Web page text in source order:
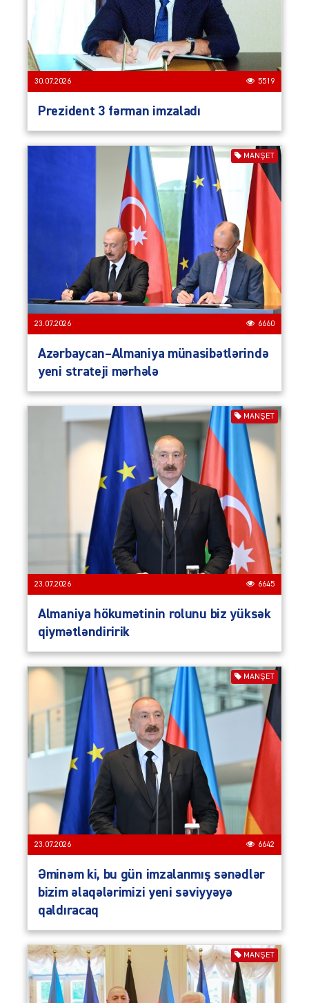
30.07.2026 5519
Prezident 3 fərman imzaladı
MANŞET
23.07.2026 6660
Azərbaycan–Almaniya münasibətlərində
yeni strateji mərhələ
MANŞET
23.07.2026 6645
Almaniya hökumətinin rolunu biz yüksək
qiymətləndiririk
MANŞET
23.07.2026 6642
Əminəm ki, bu gün imzalanmış sənədlər
bizim əlaqələrimizi yeni səviyyəyə
qaldıracaq
MANŞET